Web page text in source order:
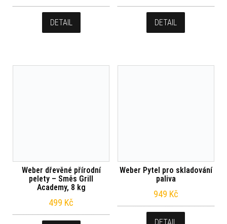
DETAIL DETAIL
Weber dřevěné přírodní
pelety – Směs Grill
Academy, 8 kg
499 Kč
Weber Pytel pro skladování
paliva
949 Kč